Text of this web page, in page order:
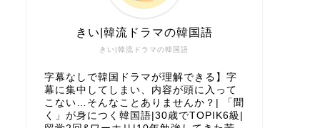
きい|韓流ドラマの韓国語
きい|韓流ドラマの韓国語
字幕なしで韓国ドラマが理解できる】字
幕に集中してしまい、内容が頭に入って
こない…そんなことありませんか？| 「聞
く」が身につく韓国語|30歳でTOPIK6級|